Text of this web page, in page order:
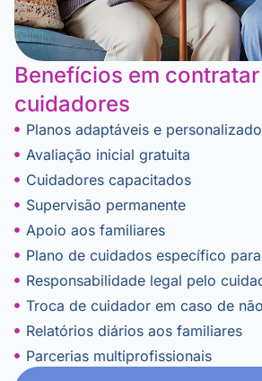
Benefícios em
cuidadores​
Planos adaptáveis e
Avaliação inicial gratuita
Cuidadores capacitados
Supervisão permanente
Apoio aos familiares
Plano de cuidados específico
Responsabilidade legal pelo
Troca de cuidador em caso de
Relatórios diários aos familiares
Parcerias multiprofissionais